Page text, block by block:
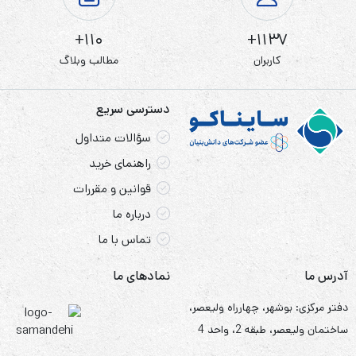
باتری نیم قلمی AAA بسته 4 عددی با ماندگاری و عمر طولانی،
تولید شده بدون استفاده از مواد سمی کادمیوم و جیوه، ولتاژ
باتری 1.5V مستقیم DC قابل استفاده در انواع وسایل
الکترونیکی و
موارد مصرف
این باتری برای مصارف ذیل، کاربرد دارد:
ساعت، ریموت کنترل، دوربین، موزیک پلیر و…
1137+
کاربران
110+
مطالب وبلاگ
دسترسی سریع
سؤالات متداول
راهنمای خرید
قوانین و مقررات
درباره ما
تماس با ما
آدرس ما
دفتر مرکزی: بوشهر، چهارراه ولیعصر،
ساختمان ولیعصر، طبقه 2، واحد 4
نمادهای ما